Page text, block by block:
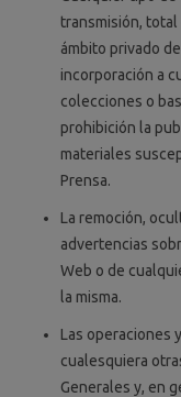
transmisión,
ámbito privado
incorporación a
colecciones o
prohibición la
materiales
Prensa.
La remoción,
advertencias
Web o de
la misma.
Las operaciones
cualesquiera
Generales y, en